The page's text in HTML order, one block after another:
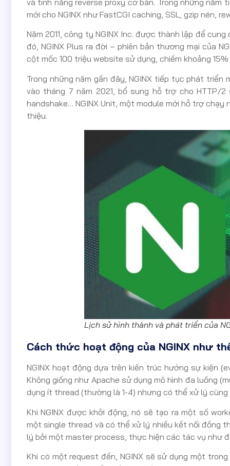
mới cho NGINX như FastCGI caching, SSL, gzip nén,
Năm 2011, công ty NGINX Inc. được thành lập để
đó, NGINX Plus ra đời – phiên bản thương mại của
cột mốc 100 triệu website sử dụng, chiếm khoảng
Trong những năm gần đây, NGINX tiếp tục phát triển
vào tháng 7 năm 2021, bổ sung hỗ trợ cho HTTP/
handshake… NGINX Unit, một module mới hỗ trợ
thiệu.
Lịch sử hình thành và phát triển của
Cách thức hoạt động của NGINX như
NGINX hoạt động dựa trên kiến trúc hướng sự kiện
Không giống như Apache sử dụng mô hình đa luồng
dụng ít thread (thường là 1-4) nhưng có thể xử lý cùng
Khi NGINX được khởi động, nó sẽ tạo ra một số
một single thread và có thể xử lý nhiều kết nối đồng
lý bởi một master process, thực hiện các tác vụ như
Khi có một request đến, NGINX sẽ sử dụng một